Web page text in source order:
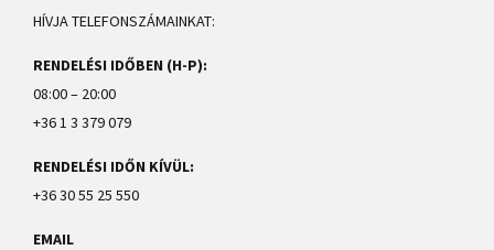
HÍVJA TELEFONSZÁMAINKAT:
RENDELÉSI IDŐBEN (H-P):
08:00 – 20:00
+36 1 3 379 079
RENDELÉSI IDŐN KÍVÜL:
+36 30 55 25 550
EMAIL